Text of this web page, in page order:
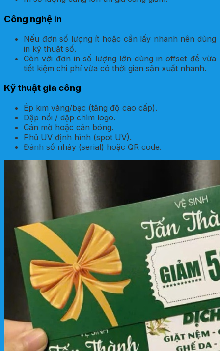
Công nghệ in
Nếu đơn số lượng ít hoặc cần lấy nhanh nên dùng
in kỹ thuật số.
Còn với đơn in số lượng lớn dùng in offset để vừa
tiết kiệm chi phí vừa có thời gian sản xuất nhanh.
Kỹ thuật gia công
Ép kim vàng/bạc (tăng độ cao cấp).
Dập nổi / dập chìm logo.
Cán mờ hoặc cán bóng.
Phủ UV định hình (spot UV).
Đánh số nhảy (serial) hoặc QR code.